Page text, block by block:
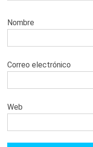
Nombre
Correo electrónico
Web